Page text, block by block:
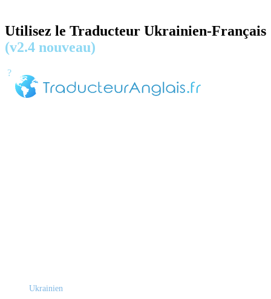
Utilisez le Traducteur Ukrainien-Français
(v2.4 nouveau)
?
Ukrainien